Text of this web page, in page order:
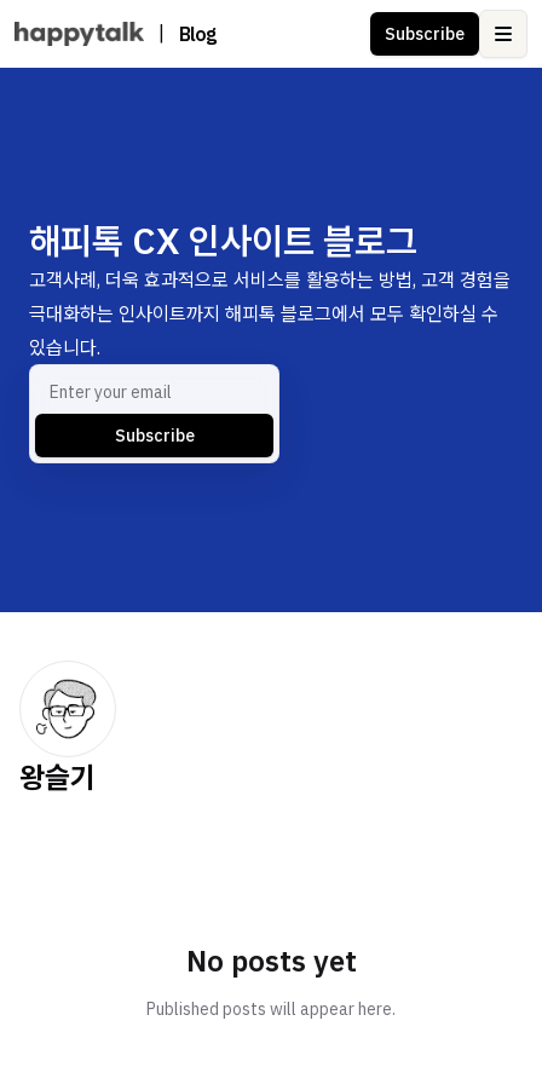
Blog Subscribe
해피톡 CX 인사이트 블로그
고객사례, 더욱 효과적으로 서비스를 활용하는 방법, 고객 경험을
극대화하는 인사이트까지 해피톡 블로그에서 모두 확인하실 수
있습니다.
Subscribe
왕슬기
No posts yet
Published posts will appear here.